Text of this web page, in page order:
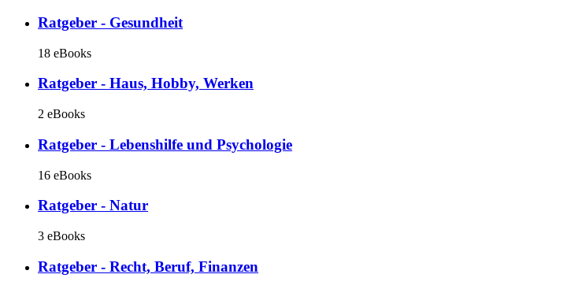
Ratgeber - Gesundheit
18 eBooks
Ratgeber - Haus, Hobby, Werken
2 eBooks
Ratgeber - Lebenshilfe und Psychologie
16 eBooks
Ratgeber - Natur
3 eBooks
Ratgeber - Recht, Beruf, Finanzen